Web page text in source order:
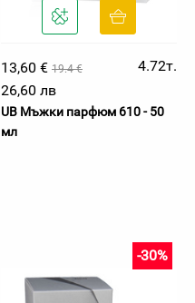
13,60 € 19.4 €
4.72т.
26,60 лв
UB Мъжки парфюм 610 - 50
мл
-30%